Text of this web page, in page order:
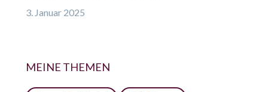
3. Januar 2025
MEINE THEMEN